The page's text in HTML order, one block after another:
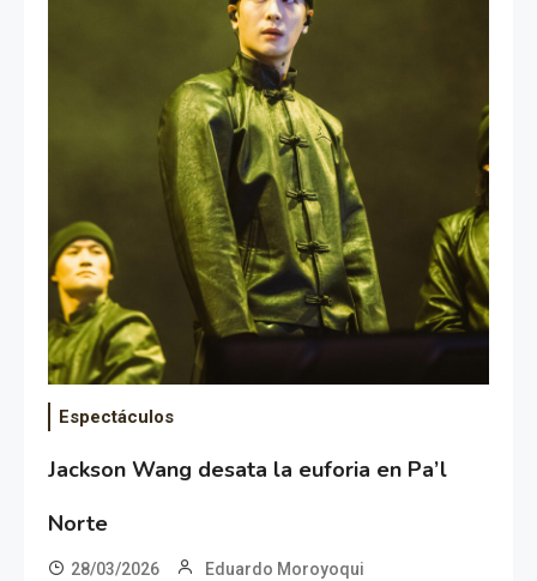
Espectáculos
Jackson Wang desata la euforia en Pa’l
Norte
28/03/2026 Eduardo Moroyoqui